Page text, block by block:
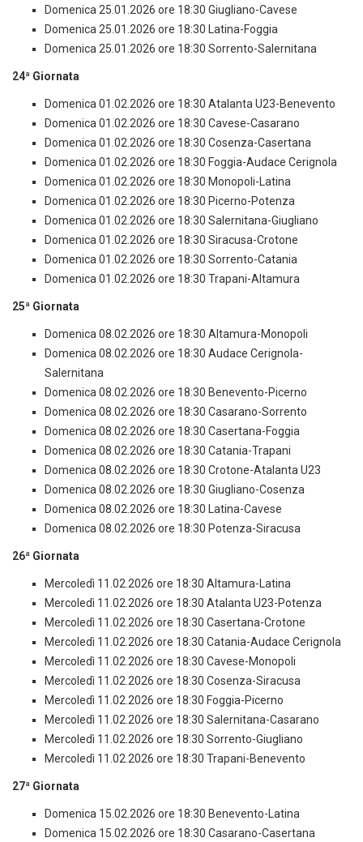
Domenica 25.01.2026 ore 18:30 Giugliano-Cavese
Domenica 25.01.2026 ore 18:30 Latina-Foggia
Domenica 25.01.2026 ore 18:30 Sorrento-Salernitana
24ª Giornata
Domenica 01.02.2026 ore 18:30 Atalanta U23-Benevento
Domenica 01.02.2026 ore 18:30 Cavese-Casarano
Domenica 01.02.2026 ore 18:30 Cosenza-Casertana
Domenica 01.02.2026 ore 18:30 Foggia-Audace Cerignola
Domenica 01.02.2026 ore 18:30 Monopoli-Latina
Domenica 01.02.2026 ore 18:30 Picerno-Potenza
Domenica 01.02.2026 ore 18:30 Salernitana-Giugliano
Domenica 01.02.2026 ore 18:30 Siracusa-Crotone
Domenica 01.02.2026 ore 18:30 Sorrento-Catania
Domenica 01.02.2026 ore 18:30 Trapani-Altamura
25ª Giornata
Domenica 08.02.2026 ore 18:30 Altamura-Monopoli
Domenica 08.02.2026 ore 18:30 Audace Cerignola-
Salernitana
Domenica 08.02.2026 ore 18:30 Benevento-Picerno
Domenica 08.02.2026 ore 18:30 Casarano-Sorrento
Domenica 08.02.2026 ore 18:30 Casertana-Foggia
Domenica 08.02.2026 ore 18:30 Catania-Trapani
Domenica 08.02.2026 ore 18:30 Crotone-Atalanta U23
Domenica 08.02.2026 ore 18:30 Giugliano-Cosenza
Domenica 08.02.2026 ore 18:30 Latina-Cavese
Domenica 08.02.2026 ore 18:30 Potenza-Siracusa
26ª Giornata
Mercoledì 11.02.2026 ore 18:30 Altamura-Latina
Mercoledì 11.02.2026 ore 18:30 Atalanta U23-Potenza
Mercoledì 11.02.2026 ore 18:30 Casertana-Crotone
Mercoledì 11.02.2026 ore 18:30 Catania-Audace Cerignola
Mercoledì 11.02.2026 ore 18:30 Cavese-Monopoli
Mercoledì 11.02.2026 ore 18:30 Cosenza-Siracusa
Mercoledì 11.02.2026 ore 18:30 Foggia-Picerno
Mercoledì 11.02.2026 ore 18:30 Salernitana-Casarano
Mercoledì 11.02.2026 ore 18:30 Sorrento-Giugliano
Mercoledì 11.02.2026 ore 18:30 Trapani-Benevento
27ª Giornata
Domenica 15.02.2026 ore 18:30 Benevento-Latina
Domenica 15.02.2026 ore 18:30 Casarano-Casertana